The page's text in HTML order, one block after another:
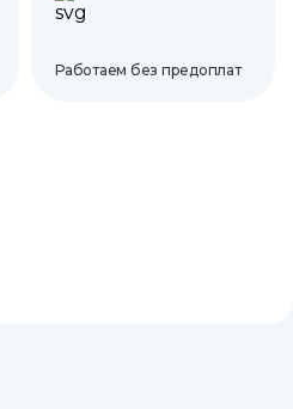
Работаем без предоплат